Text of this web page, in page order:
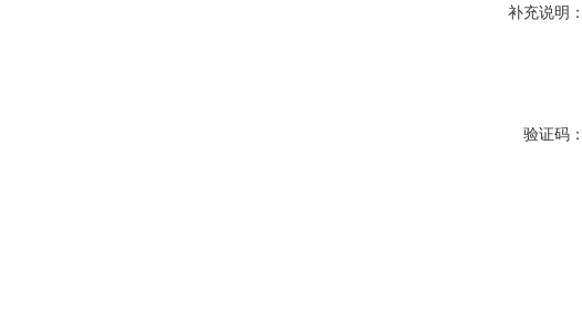
补充说明：
验证码：